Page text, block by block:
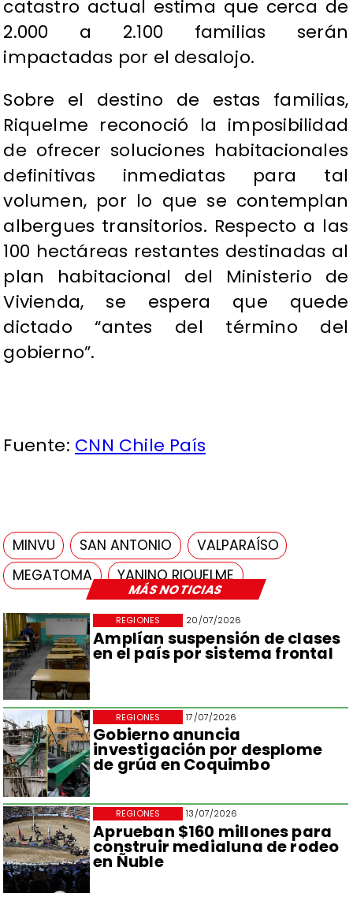
MÁS NOTICIAS
20/07/2026
Amplían suspensión de clases
en el país por sistema frontal
REGIONES
17/07/2026
Gobierno anuncia
investigación por desplome
de grúa en Coquimbo
REGIONES
13/07/2026
Aprueban $160 millones para
construir medialuna de rodeo
en Ñuble
REGIONES
catastro actual estima que cerca de
2.000 a 2.100 familias serán
impactadas por el desalojo.
Sobre el destino de estas familias,
Riquelme reconoció la imposibilidad
de ofrecer soluciones habitacionales
definitivas inmediatas para tal
volumen, por lo que se contemplan
albergues transitorios. Respecto a las
100 hectáreas restantes destinadas al
plan habitacional del Ministerio de
Vivienda, se espera que quede
dictado “antes del término del
gobierno”.
Fuente: CNN Chile País
MINVU SAN ANTONIO
VALPARAÍSO
MEGATOMA
YANINO RIQUELME